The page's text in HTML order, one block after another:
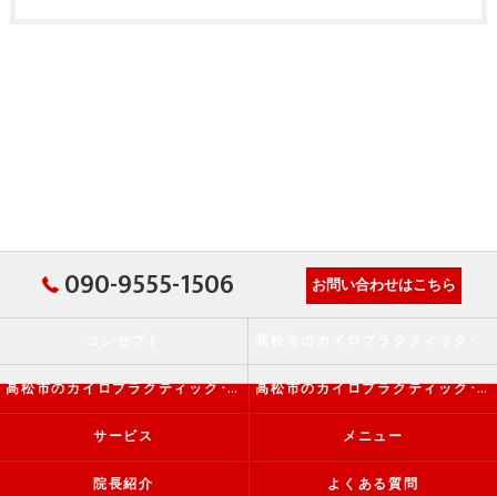
090-9555-1506 お問い合わせはこちら
高松市のカイロプラクティック･か・から～ず施術院の評判 高松市のカイロプラクティック･か・から～ず施術院のお客様の声
サービス メニュー
院長紹介 よくある質問